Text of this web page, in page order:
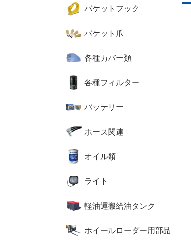
バケットフック
バケット爪
各種カバー類
各種フィルター
バッテリー
ホース関連
オイル類
ライト
軽油運搬給油タンク
ホイールローダー用部品